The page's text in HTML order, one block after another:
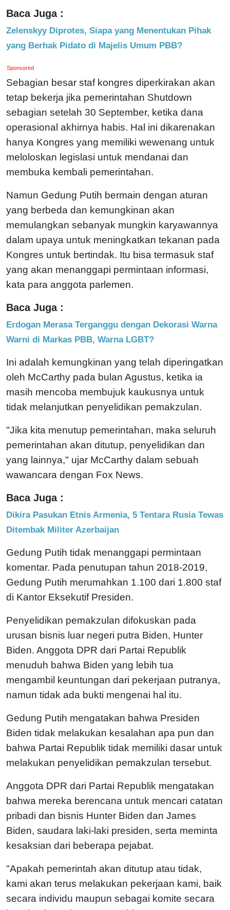
Baca Juga :
Zelenskyy Diprotes, Siapa yang Menentukan Pihak
yang Berhak Pidato di Majelis Umum PBB?
Sponsored
Sebagian besar staf kongres diperkirakan akan
tetap bekerja jika pemerintahan Shutdown
sebagian setelah 30 September, ketika dana
operasional akhirnya habis. Hal ini dikarenakan
hanya Kongres yang memiliki wewenang untuk
meloloskan legislasi untuk mendanai dan
membuka kembali pemerintahan.
Namun Gedung Putih bermain dengan aturan
yang berbeda dan kemungkinan akan
memulangkan sebanyak mungkin karyawannya
dalam upaya untuk meningkatkan tekanan pada
Kongres untuk bertindak. Itu bisa termasuk staf
yang akan menanggapi permintaan informasi,
kata para anggota parlemen.
Baca Juga :
Erdogan Merasa Terganggu dengan Dekorasi Warna
Warni di Markas PBB, Warna LGBT?
Ini adalah kemungkinan yang telah diperingatkan
oleh McCarthy pada bulan Agustus, ketika ia
masih mencoba membujuk kaukusnya untuk
tidak melanjutkan penyelidikan pemakzulan.
"Jika kita menutup pemerintahan, maka seluruh
pemerintahan akan ditutup, penyelidikan dan
yang lainnya," ujar McCarthy dalam sebuah
wawancara dengan Fox News.
Baca Juga :
Dikira Pasukan Etnis Armenia, 5 Tentara Rusia Tewas
Ditembak Militer Azerbaijan
Gedung Putih tidak menanggapi permintaan
komentar. Pada penutupan tahun 2018-2019,
Gedung Putih merumahkan 1.100 dari 1.800 staf
di Kantor Eksekutif Presiden.
Penyelidikan pemakzulan difokuskan pada
urusan bisnis luar negeri putra Biden, Hunter
Biden. Anggota DPR dari Partai Republik
menuduh bahwa Biden yang lebih tua
mengambil keuntungan dari pekerjaan putranya,
namun tidak ada bukti mengenai hal itu.
Gedung Putih mengatakan bahwa Presiden
Biden tidak melakukan kesalahan apa pun dan
bahwa Partai Republik tidak memiliki dasar untuk
melakukan penyelidikan pemakzulan tersebut.
Anggota DPR dari Partai Republik mengatakan
bahwa mereka berencana untuk mencari catatan
pribadi dan bisnis Hunter Biden dan James
Biden, saudara laki-laki presiden, serta meminta
kesaksian dari beberapa pejabat.
"Apakah pemerintah akan ditutup atau tidak,
kami akan terus melakukan pekerjaan kami, baik
secara individu maupun sebagai komite secara